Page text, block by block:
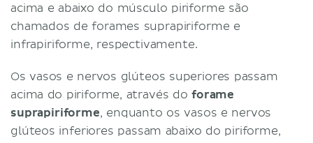
acima e abaixo do músculo piriforme são
chamados de forames suprapiriforme e
infrapiriforme, respectivamente.
Os vasos e nervos glúteos superiores passam
acima do piriforme, através doforame
suprapiriforme, enquanto os vasos e nervos
glúteos inferiores passam abaixo do piriforme,